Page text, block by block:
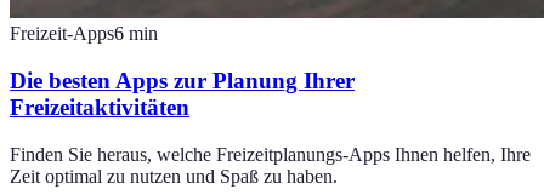
Freizeit-Apps6 min
Die besten Apps zur Planung Ihrer
Freizeitaktivitäten
Finden Sie heraus, welche Freizeitplanungs-Apps Ihnen helfen, Ihre
Zeit optimal zu nutzen und Spaß zu haben.